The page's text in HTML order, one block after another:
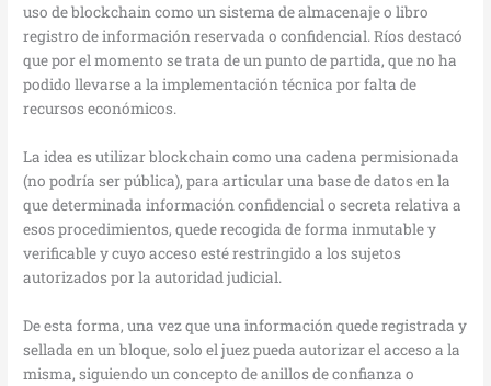
uso de blockchain como un sistema de almacenaje o libro
registro de información reservada o confidencial. Ríos destacó
que por el momento se trata de un punto de partida, que no ha
podido llevarse a la implementación técnica por falta de
recursos económicos.
La idea es utilizar blockchain como una cadena permisionada
(no podría ser pública), para articular una base de datos en la
que determinada información confidencial o secreta relativa a
esos procedimientos, quede recogida de forma inmutable y
verificable y cuyo acceso esté restringido a los sujetos
autorizados por la autoridad judicial.
De esta forma, una vez que una información quede registrada y
sellada en un bloque, solo el juez pueda autorizar el acceso a la
misma, siguiendo un concepto de anillos de confianza o